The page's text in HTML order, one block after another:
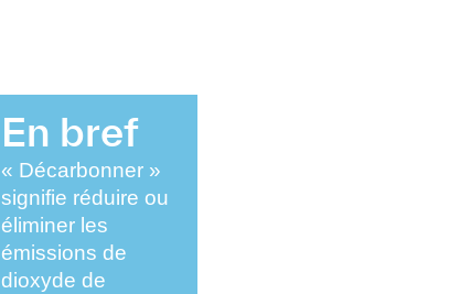
En bref
« Décarbonner »
signifie réduire ou
éliminer les
émissions de
dioxyde de